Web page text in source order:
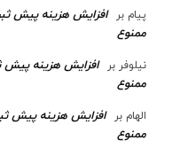
پیام بر
افزایش هزینه پیش
ممنوع
نیلوفر بر
افزایش هزینه پیش
ممنوع
الهام بر
افزایش هزینه پیش
ممنوع